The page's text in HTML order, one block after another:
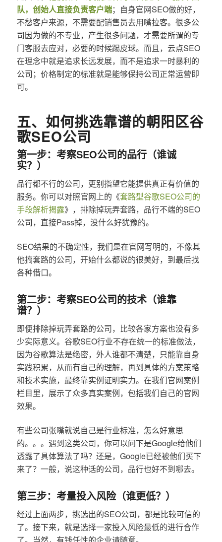
队，创始人直接负责客户端；自身官网SEO做的好，
不愁客户来源，不需要配销售员去用嘴拉客。很多公
司因为做的不专业，产生很多问题，才需要所谓的专
门客服去应对，必要的时候踢皮球。而且，云点SEO
在理念中就是追求长远发展，而不是追求一时暴利的
公司；价格制定的标准就是能够保持公司正常运营即
可。
五、如何挑选靠谱的朝阳区谷
歌SEO公司
第一步：考察SEO公司的品行（谁诚
实？）
品行都不行的公司，更别指望它能提供真正有价值的
服务。你可以对照官网上的《套路型谷歌SEO公司的
手段解析揭露》，排除掉玩弄套路，品行不端的SEO
公司，直接Pass掉，没什么好犹豫的。
SEO结果的不确定性，我们是在官网写明的，不像其
他搞套路的公司，开始什么都说的很美好，到最后找
各种借口。
第二步：考察SEO公司的技术（谁靠
谱？）
即便排除掉玩弄套路的公司，比较各家方案也没有多
少实际意义。谷歌SEO行业不存在统一的标准做法，
因为谷歌算法是绝密，外人谁都不清楚，只能靠自身
实践积累，从而有自己的理解，再到具体的方案策略
和技术实施，最终靠实例证明实力。在我们官网案例
栏目里，展示了众多真实案例，包括我们自己的官网
效果。
有些公司张嘴就说自己是行业标准，怎么好意思
的。。。遇到这类公司，你可以问下是Google给他们
透露了具体算法了吗？还是，Google已经被他们买下
来了？一般，说这种话的公司，品行也好不到哪去。
第三步：考量投入风险（谁更低？）
经过上面两步，挑选出的SEO公司，都是比较可信的
了。接下来，就是选择一家投入风险最低的进行合作